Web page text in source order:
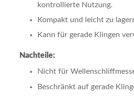
kontrollierte Nutzung.
Kompakt und leicht zu
Kann für gerade Klingen
Nachteile:
Nicht für
Beschränkt auf gerade